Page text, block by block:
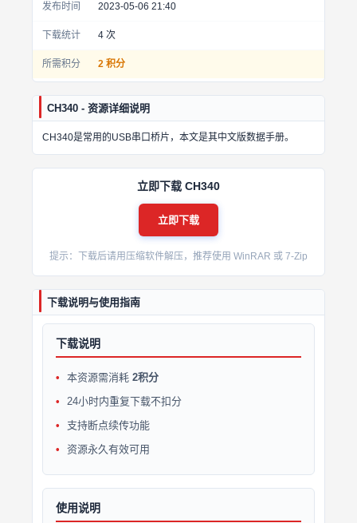
发布时间 2023-05-06 21:40
下载统计 4 次
所需积分 2 积分
CH340 - 资源详细说明
CH340是常用的USB串口桥片，本文是其中文版数据手册。
立即下载 CH340
立即下载
提示：下载后请用压缩软件解压，推荐使用 WinRAR 或 7-Zip
下载说明与使用指南
下载说明
本资源需消耗 2积分
24小时内重复下载不扣分
支持断点续传功能
资源永久有效可用
使用说明